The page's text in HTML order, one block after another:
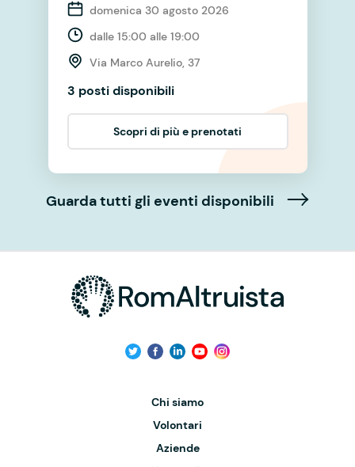
domenica 30 agosto 2026
dalle 15:00 alle 19:00
Via Marco Aurelio, 37
3 posti disponibili
Scopri di più e prenotati
Guarda tutti gli eventi disponibili
Chi siamo
Volontari
Aziende